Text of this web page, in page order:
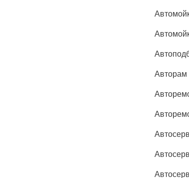
Авторам